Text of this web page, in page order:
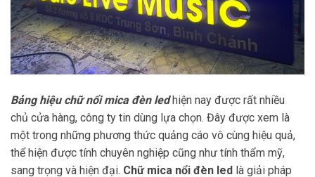
chủ cửa hàng, công ty tin dùng lựa chọn. Đây được xem là
một trong những phương thức quảng cáo vô cùng hiệu quả,
thể hiện được tính chuyên nghiệp cũng như tính thẩm mỹ,
sang trọng và hiện đại.Chữ mica nổi đèn ledlà giải pháp
quảng cáo hiệu quả. Với khả năng chiếu sáng nổi bật, chữ